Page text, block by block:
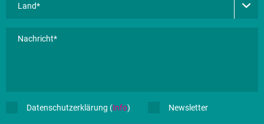
Datenschutzerklärung (Info) Newsletter